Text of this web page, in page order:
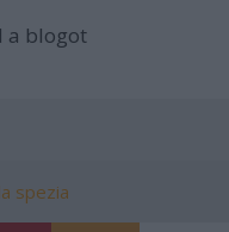
a blogot
la spezia